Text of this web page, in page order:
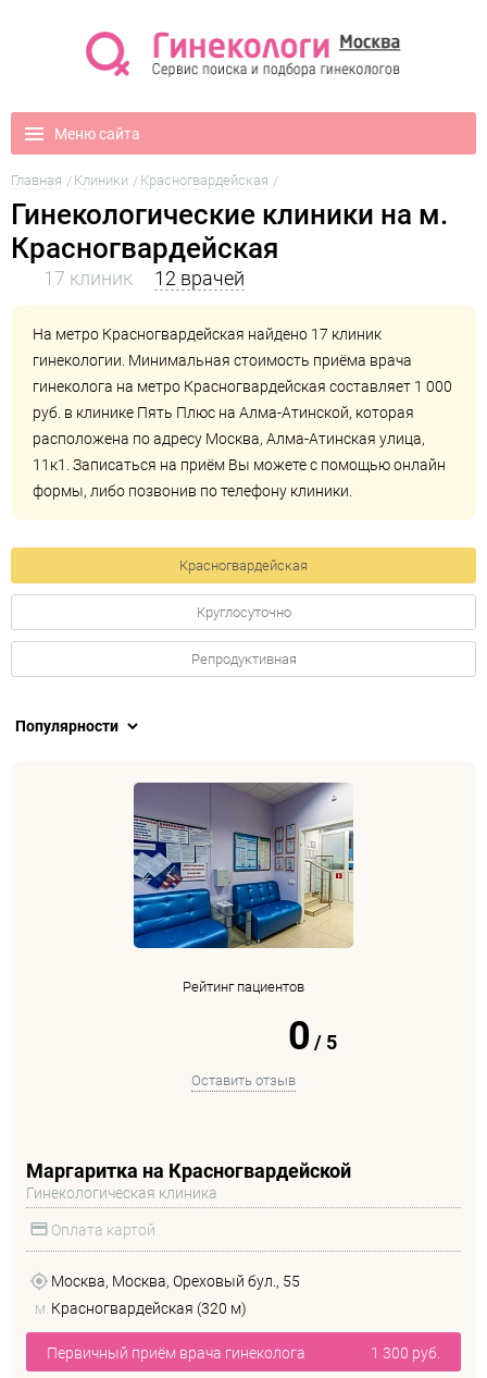
Меню сайта
Главная Клиники Красногвардейская
Гинекологические клиники на м.
Красногвардейская
17 клиник 12 врачей
На метро Красногвардейская найдено 17 клиник
гинекологии. Минимальная стоимость приёма врача
гинеколога на метро Красногвардейская составляет 1 000
руб. в клинике Пять Плюс на Алма-Атинской, которая
расположена по адресу Москва, Алма-Атинская улица,
11к1. Записаться на приём Вы можете с помощью онлайн
формы, либо позвонив по телефону клиники.
Красногвардейская
Круглосуточно
Репродуктивная
Рейтинг пациентов
0 / 5
Оставить отзыв
Маргаритка на Красногвардейской
Гинекологическая клиника
Оплата картой
Москва, Москва, Ореховый бул., 55
м. Красногвардейская (320 м)
Первичный приём врача гинеколога 1 300 руб.